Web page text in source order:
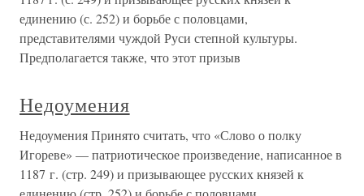
единению (с. 252) и борьбе с половцами,
представителями чуждой Руси степной культуры.
Предполагается также, что этот призыв
Недоумения
Недоумения Принято считать, что «Слово о полку
Игореве» — патриотическое произведение, написанное в
1187 г. (стр. 249) и призывающее русских князей к